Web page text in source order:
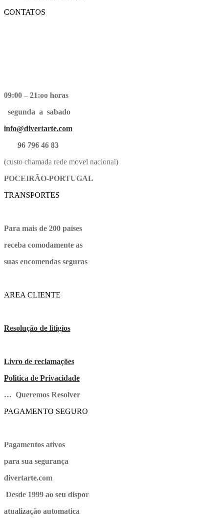
CONTATOS
09:00 – 21:oo horas
segunda a sabado
info@divertarte.com
96 796 46 83
(custo chamada rede movel nacional)
POCEIRÃO-PORTUGAL
TRANSPORTES
Para mais de 200 países
receba comodamente as
suas encomendas seguras
AREA CLIENTE
Resolução de litigios
Livro de reclamações
Politica de Privacidade
… Queremos Resolver
PAGAMENTO SEGURO
Pagamentos ativos
para sua segurança
divertarte.com
Desde 1999 ao seu dispor
atualização automatica